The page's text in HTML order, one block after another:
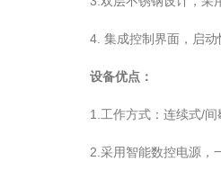
4. 集成控制界面，启动
设备优点：
1.工作方式：连续式/间
2.采用智能数控电源，一